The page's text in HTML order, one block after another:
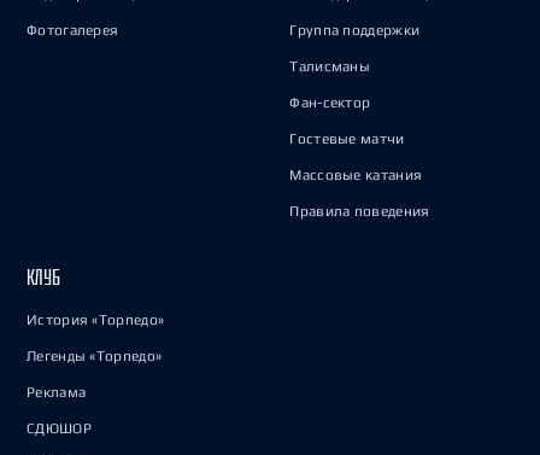
Фотогалерея Группа поддержки
Талисманы
Фан-сектор
Гостевые матчи
Массовые катания
Правила поведения
КЛУБ
История «Торпедо»
Легенды «Торпедо»
Реклама
СДЮШОР